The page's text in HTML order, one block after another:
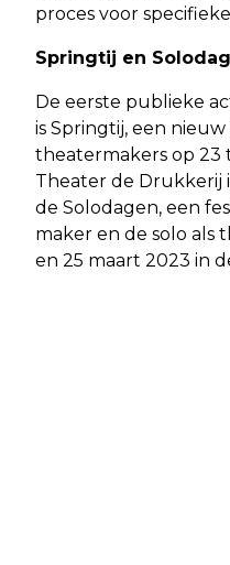
proces voor
Springtij en
De eerste publieke
is Springtij, een
theatermakers op 23
Theater de Drukkerij
de Solodagen, een
maker en de solo als
en 25 maart 2023 in